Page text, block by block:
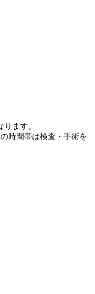
ます。
時間帯は検査・手術を